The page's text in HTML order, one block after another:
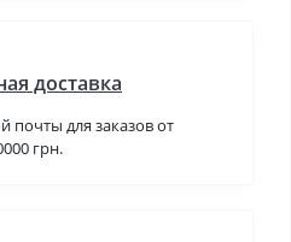
доставка
почты для заказов от
грн.